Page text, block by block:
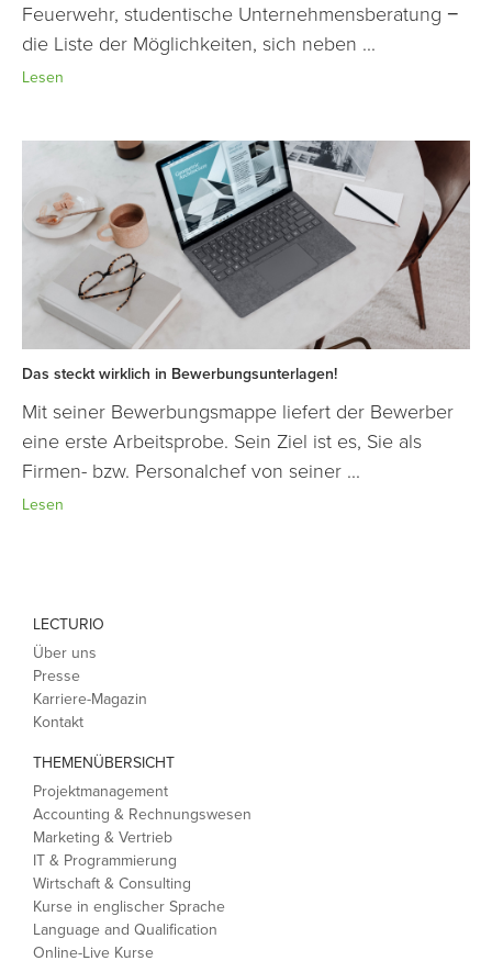
Feuerwehr, studentische Unternehmensberatung −
die Liste der Möglichkeiten, sich neben ...
Lesen
Das steckt wirklich in Bewerbungsunterlagen!
Mit seiner Bewerbungsmappe liefert der Bewerber
eine erste Arbeitsprobe. Sein Ziel ist es, Sie als
Firmen- bzw. Personalchef von seiner ...
Lesen
LECTURIO
Über uns
Presse
Karriere-Magazin
Kontakt
THEMENÜBERSICHT
Projektmanagement
Accounting & Rechnungswesen
Marketing & Vertrieb
IT & Programmierung
Wirtschaft & Consulting
Kurse in englischer Sprache
Language and Qualification
Online-Live Kurse